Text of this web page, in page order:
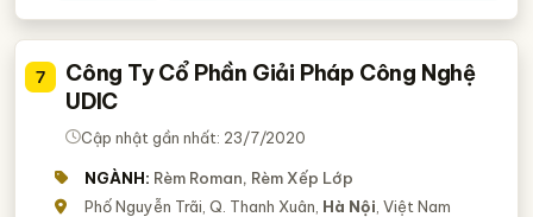
7
Công Ty Cổ Phần Giải Pháp Công Nghệ
UDIC
Cập nhật gần nhất: 23/7/2020
NGÀNH: Rèm Roman, Rèm Xếp Lớp
Phố Nguyễn Trãi, Q. Thanh Xuân, Hà Nội , Việt Nam